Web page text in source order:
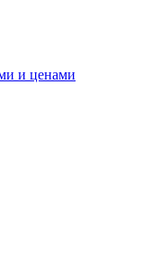
и ценами